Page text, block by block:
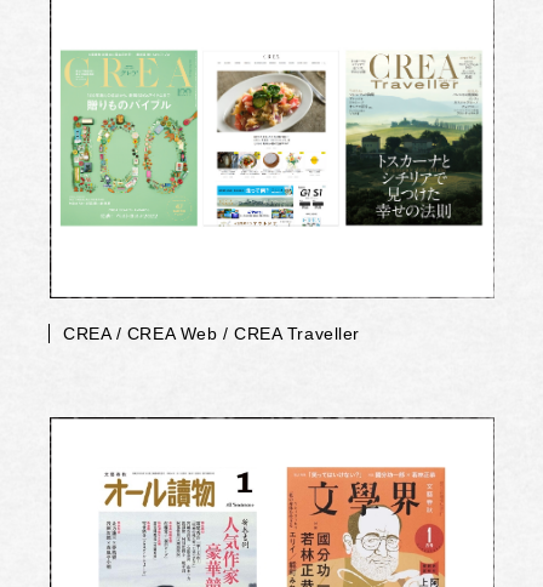
CREA / CREA Web / CREA Traveller